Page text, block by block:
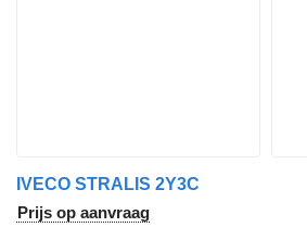
IVECO STRALIS 2Y3C
Prijs op aanvraag